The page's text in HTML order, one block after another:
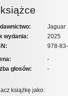
Jaguar
wydania:
2025
978-
-
głosów:
-
książkę jako: